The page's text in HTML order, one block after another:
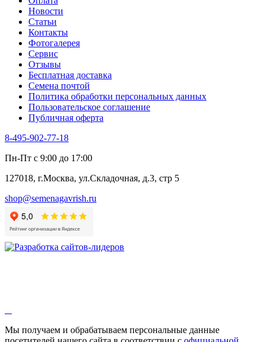
Трава для чая
Туласи
Укроп
Фенхель пряный
Хризантема овощная
Цикорий пряный
Цикорий салатный (Витлуф)
Черемша
Шпинат
Щавель
Эндивий
Эстрагон
Алтей
Бессмертник
Валериана
Валерианелла
Гибискус лекарственный
Девясил
Душица
Змееголовник
Мыльнянка
Новости
Статьи
Контакты
Фотогалерея​
Сервис
Отзывы
Бесплатная доставка
Семена почтой
Политика обработки персональных данных
Пользовательское соглашение
Публичная оферта
8-495-902-77-18
Пн-Пт с 9:00 до 17:00
127018, г.Москва, ул.Складочная, д.3, стр 5
shop@semenagavrish.ru
Мы получаем и обрабатываем персональные данные